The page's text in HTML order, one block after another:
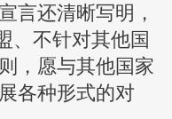
言还清晰写明，
、不针对其他国
，愿与其他国家
各种形式的对